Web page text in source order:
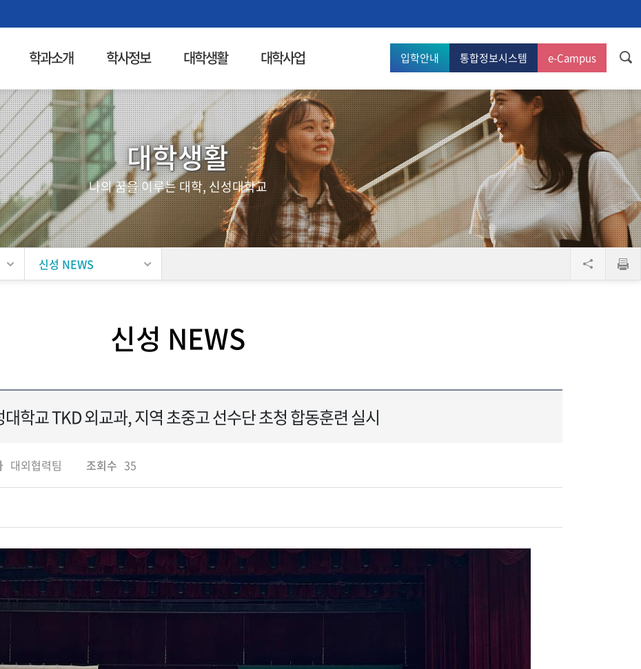
학과소개 학사정보 대학생활 대학사업 입학안내 통합정보시스템 e-Campus
대학생활
나의 꿈을 이루는 대학, 신성대학교
신성 NEWS
신성 NEWS
대학교 TKD 외교과, 지역 초중고 선수단 초청 합동훈련 실시
대외협력팀 조회수 35